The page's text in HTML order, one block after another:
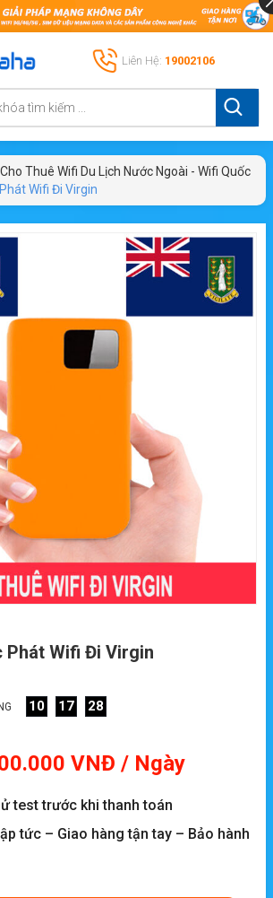
Liên Hệ: 19002106
Cho Thuê Wifi Du Lịch Nước Ngoài - Wifi Quốc
Wifi Đi Virgin
Phát Wifi Đi Virgin
10 17 26
VNĐ / Ngày
test trước khi thanh toán
tức – Giao hàng tận tay – Bảo hành